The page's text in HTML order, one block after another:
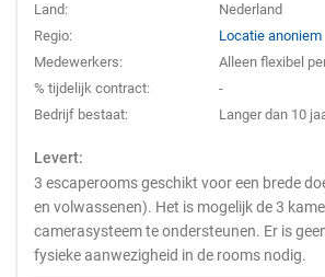
Land:
Nederland
Regio:
Locatie anoniem
Medewerkers:
Alleen flexibel
% tijdelijk contract:
-
Bedrijf bestaat:
Langer dan 10
Levert:
3 escaperooms geschikt voor een brede
en volwassenen). Het is mogelijk de 3
camerasysteem te ondersteunen. Er is
fysieke aanwezigheid in de rooms nodig.